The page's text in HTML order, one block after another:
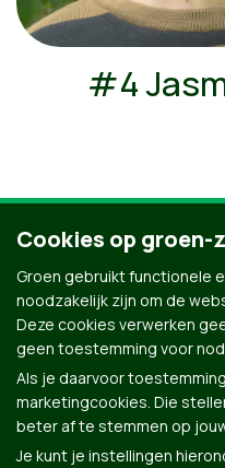
#4
Ontdek al
Cookies op groen-
Groen gebruikt functionele
noodzakelijk zijn om de
Deze cookies verwerken
geen toestemming voor
Als je daarvoor
marketingcookies. Die
beter af te stemmen op
Je kunt je instellingen